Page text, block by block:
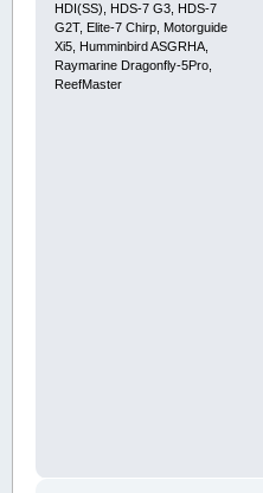
HDI(SS), HDS-7 G3, HDS-7
G2T, Elite-7 Chirp, Motorguide
Xi5, Humminbird ASGRHA,
Raymarine Dragonfly-5Pro,
ReefMaster